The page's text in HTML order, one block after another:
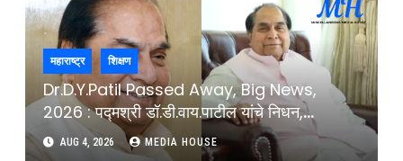
महाराष्ट्र शिक्षण
Dr.D.Y.Patil Passed Away, Big News,
2026 : पद्मश्री डॉ.डी.वाय.पाटील यांचे निधन,
शिक्षणसम्राट काळाच्या पडद्याआड : Padmashri Dr
AUG 4, 2026 MEDIA HOUSE